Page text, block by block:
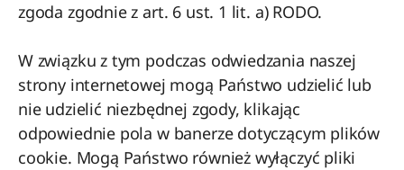
zgoda zgodnie z art. 6 ust. 1 lit. a) RODO.
W związku z tym podczas odwiedzania naszej
strony internetowej mogą Państwo udzielić lub
nie udzielić niezbędnej zgody, klikając
odpowiednie pola w banerze dotyczącym plików
cookie. Mogą Państwo również wyłączyć pliki